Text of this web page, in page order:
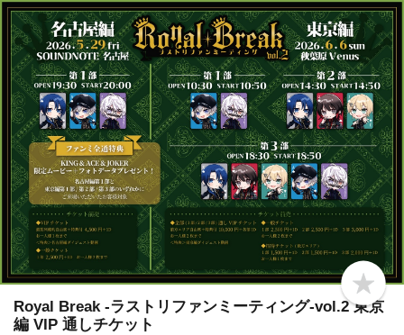
b
o
Royal Break -ラストリファンミーティング-vol.2 東京
編 VIP 通しチケット